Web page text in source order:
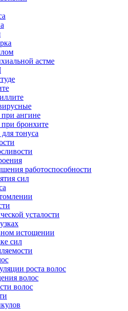
астме
при ангине
при бронхите
тонуса
работоспособности
сил
усталости
истощении
сил
роста волос
волос
волос